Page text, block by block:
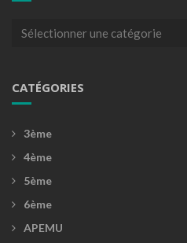
Catégories
CATÉGORIES
3ème
4ème
5ème
6ème
APEMU